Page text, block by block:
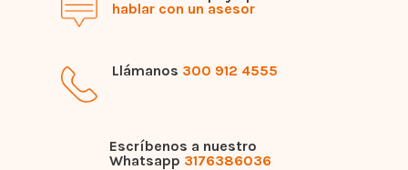
hablar con un asesor
Llámanos 300 912 4555
Escríbenos a nuestro
Whatsapp 3176386036